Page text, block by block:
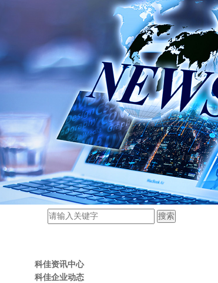
科佳资讯中心
科佳企业动态